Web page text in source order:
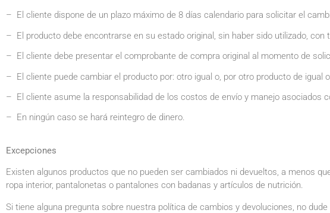
– El cliente dispone de un plazo máximo de 8 días calendario para solicitar el
– El producto debe encontrarse en su estado original, sin haber sido utilizado,
– El cliente debe presentar el comprobante de compra original al momento de
– El cliente puede cambiar el producto por: otro igual o, por otro producto de igual
– El cliente asume la responsabilidad de los costos de envío y manejo asociados
– En ningún caso se hará reintegro de dinero.
Excepciones
Existen algunos productos que no pueden ser cambiados ni devueltos, a menos
ropa interior, pantalonetas o pantalones con badanas y artículos de nutrición.
Si tiene alguna pregunta sobre nuestra política de cambios y devoluciones, no